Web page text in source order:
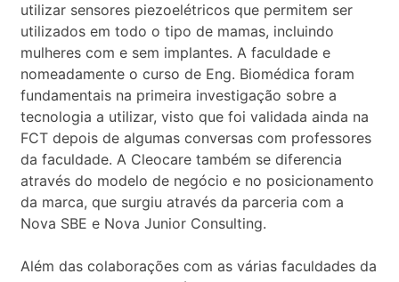
utilizar sensores piezoelétricos que permitem ser
utilizados em todo o tipo de mamas, incluindo
mulheres com e sem implantes. A faculdade e
nomeadamente o curso de Eng. Biomédica foram
fundamentais na primeira investigação sobre a
tecnologia a utilizar, visto que foi validada ainda na
FCT depois de algumas conversas com professores
da faculdade. A Cleocare também se diferencia
através do modelo de negócio e no posicionamento
da marca, que surgiu através da parceria com a
Nova SBE e Nova Junior Consulting.
Além das colaborações com as várias faculdades da